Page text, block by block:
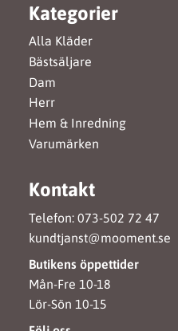
Kategorier
Alla Kläder
Bästsäljare
Dam
Herr
Hem & Inredning
Varumärken
Kontakt
Telefon: 073-502 72 47
kundtjanst@mooment.se
Butikens öppettider
Mån-Fre 10-18
Lör-Sön 10-15